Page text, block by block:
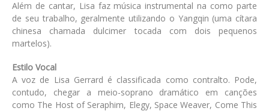
Além de cantar, Lisa faz música instrumental na como parte
de seu trabalho, geralmente utilizando o Yangqin (uma cítara
chinesa chamada dulcimer tocada com dois pequenos
martelos).
Estilo Vocal
A voz de Lisa Gerrard é classificada como contralto. Pode,
contudo, chegar a meio-soprano dramático em canções
como The Host of Seraphim, Elegy, Space Weaver, Come This